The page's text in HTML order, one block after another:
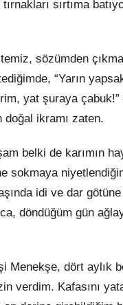
sırtıma
sözümden
“Yarın
yat şuraya
ikramı zaten.
am belki de karımın
sokmaya
idi ve dar
döndüğüm gün
Menekşe, dört
verdim. Kafasını